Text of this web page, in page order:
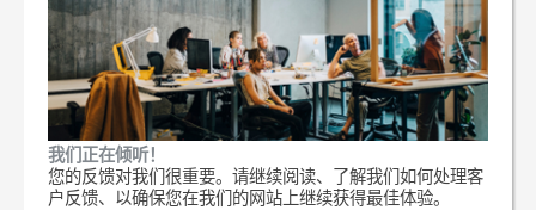
我们正在倾听！
您的反馈对我们很重要。请继续阅读、了解我们如何处理客
户反馈、以确保您在我们的网站上继续获得最佳体验。